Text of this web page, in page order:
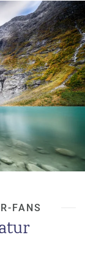
Einblick in die
jeden, der die
FANS